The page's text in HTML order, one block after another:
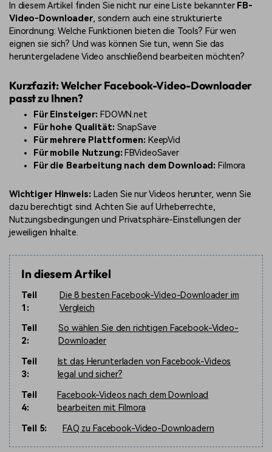
In diesem Artikel finden Sie nicht nur eine Liste bekannter FB-
Video-Downloader, sondern auch eine strukturierte
Einordnung: Welche Funktionen bieten die Tools? Für wen
eignen sie sich? Und was können Sie tun, wenn Sie das
heruntergeladene Video anschließend bearbeiten möchten?
Kurzfazit: Welcher Facebook-Video-Downloader
passt zu Ihnen?
Für Einsteiger: FDOWN.net
Für hohe Qualität: SnapSave
Für mehrere Plattformen: KeepVid
Für mobile Nutzung: FBVideoSaver
Für die Bearbeitung nach dem Download: Filmora
Wichtiger Hinweis: Laden Sie nur Videos herunter, wenn Sie
dazu berechtigt sind. Achten Sie auf Urheberrechte,
Nutzungsbedingungen und Privatsphäre-Einstellungen der
jeweiligen Inhalte.
In diesem Artikel
Teil
1:
Die 8 besten Facebook-Video-Downloader im
Vergleich
Teil
2:
So wählen Sie den richtigen Facebook-Video-
Downloader
Teil
3:
Ist das Herunterladen von Facebook-Videos
legal und sicher?
Teil
4:
Facebook-Videos nach dem Download
bearbeiten mit Filmora
Teil 5:
FAQ zu Facebook-Video-Downloadern